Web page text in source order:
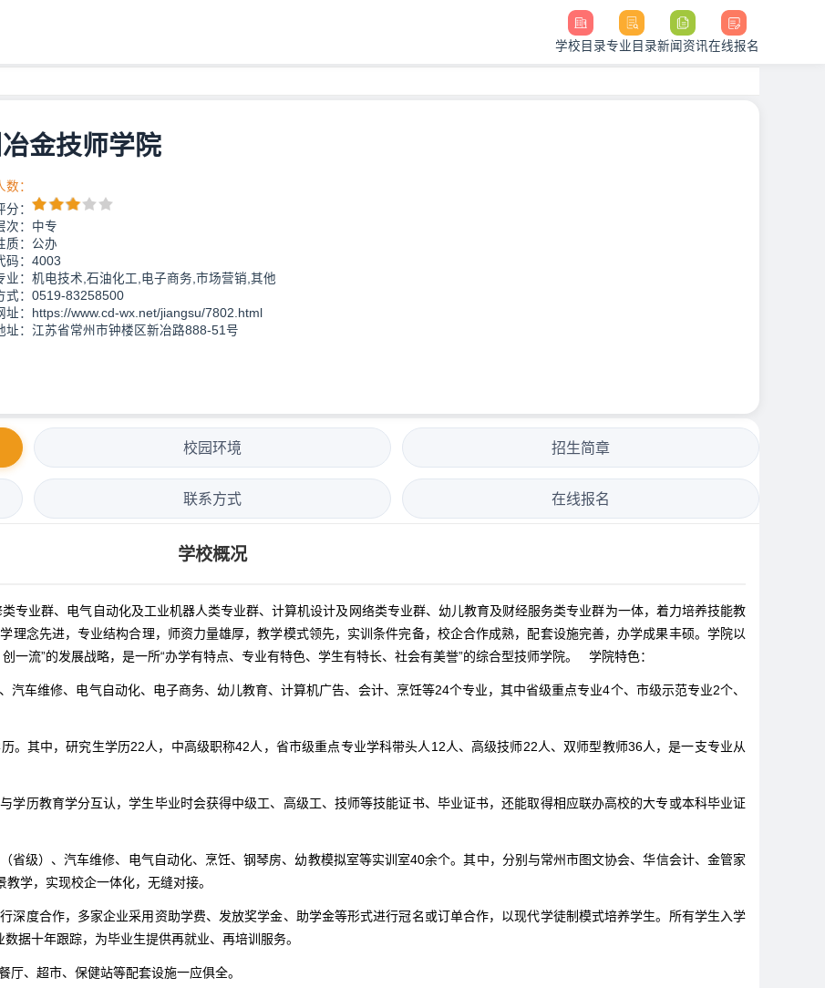
学校目录专业目录新闻资讯在线报名
金技师学院
数：
分：
次：中专
质：公办
码：4003
业：机电技术,石油化工,电子商务,市场营销,其他
式：0519-83258500
址：https://www.cd-wx.net/jiangsu/7802.html
址：江苏省常州市钟楼区新冶路888-51号
校园环境 招生简章
联系方式 在线报名
学校概况
专业群、电气自动化及工业机器人类专业群、计算机设计及网络类专业群、幼儿教育及财经服务类专业群为一体，着力培养技能教
理念先进，专业结构合理，师资力量雄厚，教学模式领先，实训条件完备，校企合作成熟，配套设施完善，办学成果丰硕。学院以
一流”的发展战略，是一所“办学有特点、专业有特色、学生有特长、社会有美誉”的综合型技师学院。 学院特色：
车维修、电气自动化、电子商务、幼儿教育、计算机广告、会计、烹饪等24个专业，其中省级重点专业4个、市级示范专业2个、
其中，研究生学历22人，中高级职称42人，省市级重点专业学科带头人12人、高级技师22人、双师型教师36人，是一支专业从
历教育学分互认，学生毕业时会获得中级工、高级工、技师等技能证书、毕业证书，还能取得相应联办高校的大专或本科毕业证
级）、汽车维修、电气自动化、烹饪、钢琴房、幼教模拟室等实训室40余个。其中，分别与常州市图文协会、华信会计、金管家
学，实现校企一体化，无缝对接。
度合作，多家企业采用资助学费、发放奖学金、助学金等形式进行冠名或订单合作，以现代学徒制模式培养学生。所有学生入学
据十年跟踪，为毕业生提供再就业、再培训服务。
、超市、保健站等配套设施一应俱全。